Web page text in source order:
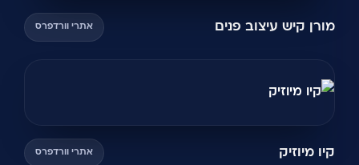
מורן קיש עיצוב פנים אתרי וורדפרס
קיו מיוזיק אתרי וורדפרס